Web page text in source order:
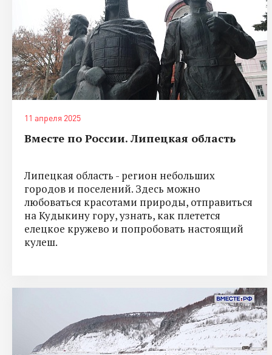
11 апреля 2025
Вместе по России. Липецкая область
Липецкая область - регион небольших
городов и поселений. Здесь можно
любоваться красотами природы, отправиться
на Кудыкину гору, узнать, как плетется
елецкое кружево и попробовать настоящий
кулеш.